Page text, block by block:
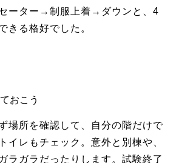
ーター→制服上着→ダウンと、4
きる格好でした。
おこう
場所を確認して、自分の階だけで
イレもチェック。意外と別棟や、
ラガラだったりします。試験終了